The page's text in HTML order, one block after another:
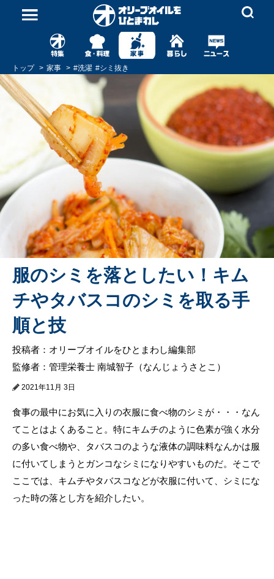
トップ 家事 #洗濯 #シミ抜き
服のシミを落としたい！キム
チやタバスコのシミを取る手
順と技
投稿者：オリーブオイルをひとまわし編集部
監修者：管理栄養士 南城智子（なんじょうさとこ）
2021年11月 3日
食事の最中にお気に入りの衣服に食べ物のシミが・・・なん
てことはよくあること。特にキムチのように色素が強く水分
の多い食べ物や、タバスコのような液体の調味料なんかは服
に付いてしまうとガンコなシミになりやすいものだ。そこで
ここでは、キムチやタバスコなどが衣服に付いて、シミにな
った時の落とし方を紹介したい。